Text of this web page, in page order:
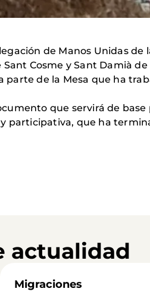
de Manos Unidas
Cosme y Sant Damià
parte de la Mesa que ha
que servirá de base
participativa, que ha
actualidad
Migraciones